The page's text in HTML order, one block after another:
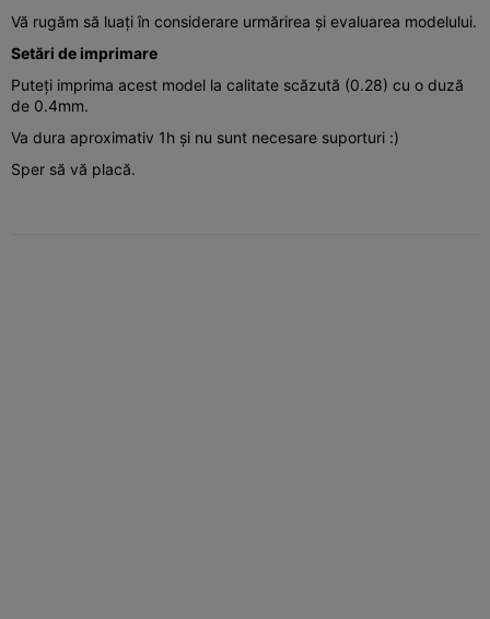
Vă rugăm să luați în considerare urmărirea și evaluarea modelului.
Setări de imprimare
Puteți imprima acest model la calitate scăzută (0.28) cu o duză
de 0.4mm.
Va dura aproximativ 1h și nu sunt necesare suporturi :)
Sper să vă placă.